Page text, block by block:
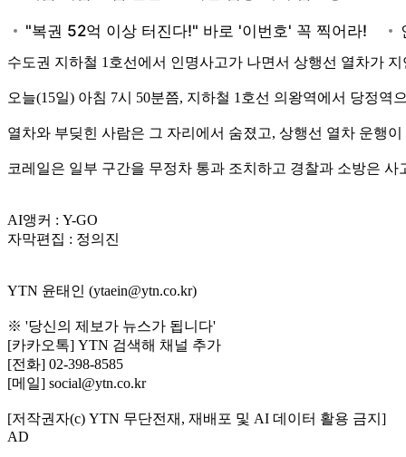
수도권 지하철 1호선에서 인명사고가 나면서 상행선 열차가
오늘(15일) 아침 7시 50분쯤, 지하철 1호선 의왕역에서 당정
열차와 부딪힌 사람은 그 자리에서 숨졌고, 상행선 열차 운행
코레일은 일부 구간을 무정차 통과 조치하고 경찰과 소방은 사
AI앵커 : Y-GO
자막편집 : 정의진
YTN 윤태인 (ytaein@ytn.co.kr)
※ '당신의 제보가 뉴스가 됩니다'
[카카오톡] YTN 검색해 채널 추가
[전화] 02-398-8585
[메일] social@ytn.co.kr
[저작권자(c) YTN 무단전재, 재배포 및 AI 데이터 활용 금지]
AD